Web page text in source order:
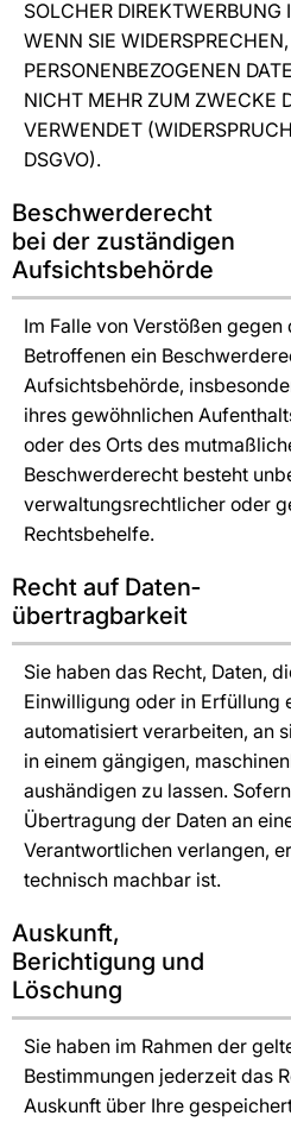
SOLCHER
WENN SIE
PERSONENBEZOGENEN
NICHT MEHR ZUM ZWECKE
VERWENDET
DSGVO).
Beschwerde­recht
bei der zuständigen
Aufsichts­behörde
Im Falle von Verstößen gegen
Betroffenen ein
Aufsichtsbehörde,
ihres gewöhnlichen
oder des Orts des
Beschwerderecht besteht
verwaltungsrechtlicher oder
Rechtsbehelfe.
Recht auf Daten­
übertrag­barkeit
Sie haben das Recht, Daten,
Einwilligung oder in Erfüllung
automatisiert verarbeiten, an
in einem gängigen,
aushändigen zu lassen.
Übertragung der Daten an
Verantwortlichen verlangen,
technisch machbar ist.
Auskunft,
Berichtigung und
Löschung
Sie haben im Rahmen der
Bestimmungen jederzeit das
Auskunft über Ihre